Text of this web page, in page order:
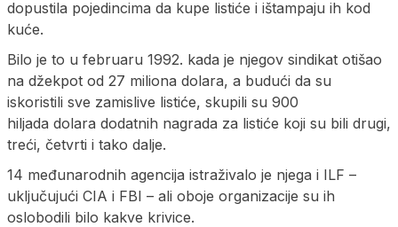
dopustila pojedincima da kupe listiće i ištampaju ih kod
kuće.
Bilo je to u februaru 1992. kada je njegov sindikat otišao
na džekpot od 27 miliona dolara, a budući da su
iskoristili sve zamislive listiće, skupili su 900
hiljada dolara dodatnih nagrada za listiće koji su bili drugi,
treći, četvrti i tako dalje.
14 međunarodnih agencija istraživalo je njega i ILF –
uključujući CIA i FBI – ali oboje organizacije su ih
oslobodili bilo kakve krivice.